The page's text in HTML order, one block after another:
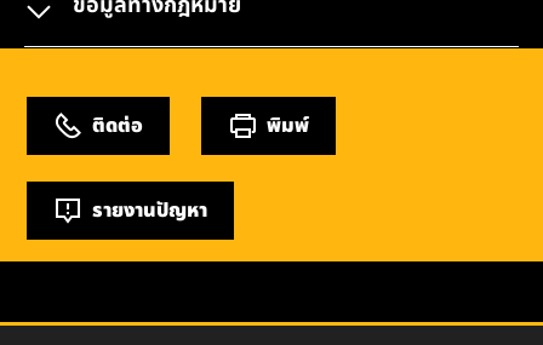
ติดต่อ พิมพ์
รายงานปัญหา